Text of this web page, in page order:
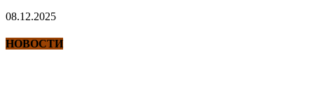
08.12.2025
НОВОСТИ